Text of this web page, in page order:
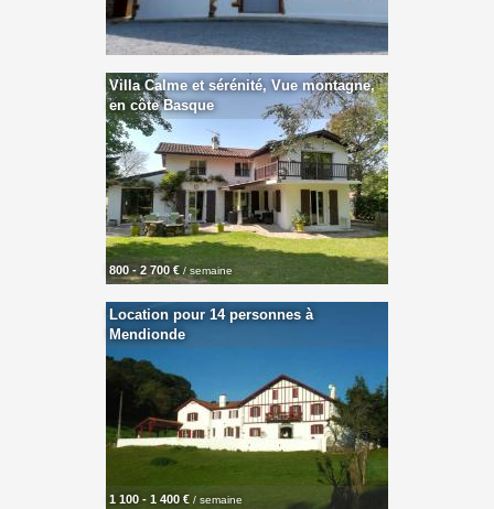
Villa Calme et sérénité, Vue montagne,
en côte Basque
800 - 2 700 € / semaine
Location pour 14 personnes à
Mendionde
1 100 - 1 400 € / semaine